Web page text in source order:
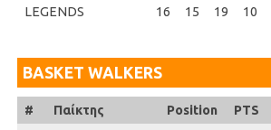
LEGENDS 16 15 19 10
BASKET WALKERS
#
# Παίκτης Position PTS